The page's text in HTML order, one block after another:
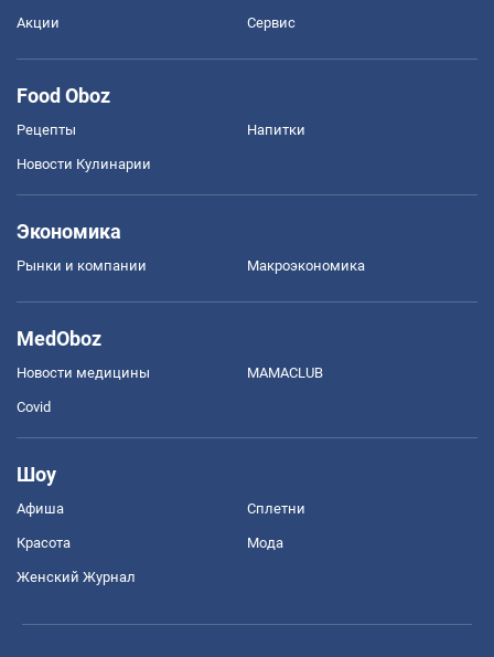
Акции Сервис
Food Oboz
Рецепты Напитки
Новости Кулинарии
Экономика
Рынки и компании Mакроэкономика
MedOboz
Новости медицины MAMACLUB
Covid
Шоу
Афиша Сплетни
Красота Мода
Женский Журнал